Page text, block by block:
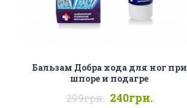
Бальзам Добра хода для ног при
шпоре и подагре
299грн. 240грн.